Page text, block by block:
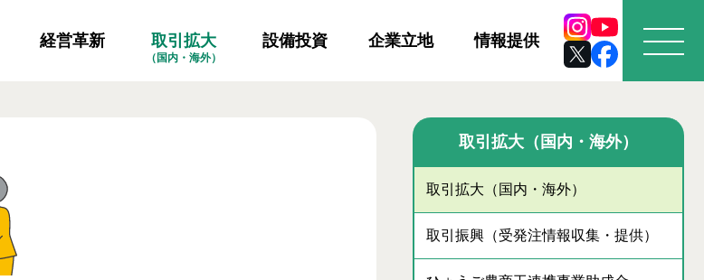
経営革新 取引拡大
（国内・海外）
設備投資 企業立地 情報提供
取引拡大（国内・海外）
取引拡大（国内・海外）
取引振興（受発注情報収集・提供）